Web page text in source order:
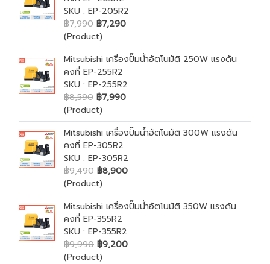
SKU : EP-205R2
฿7,990 ฿7,290
(Product)
Mitsubishi เครื่องปั๊มน้ำอัตโนมัติ 250W แรงดัน
คงที่ EP-255R2
SKU : EP-255R2
฿8,590 ฿7,990
(Product)
Mitsubishi เครื่องปั๊มน้ำอัตโนมัติ 300W แรงดัน
คงที่ EP-305R2
SKU : EP-305R2
฿9,490 ฿8,900
(Product)
Mitsubishi เครื่องปั๊มน้ำอัตโนมัติ 350W แรงดัน
คงที่ EP-355R2
SKU : EP-355R2
฿9,990 ฿9,200
(Product)